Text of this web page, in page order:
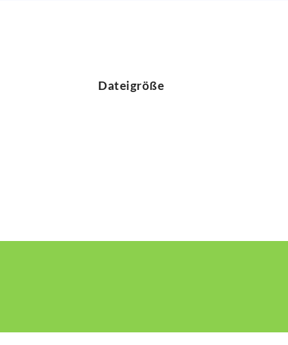
Dateigröße